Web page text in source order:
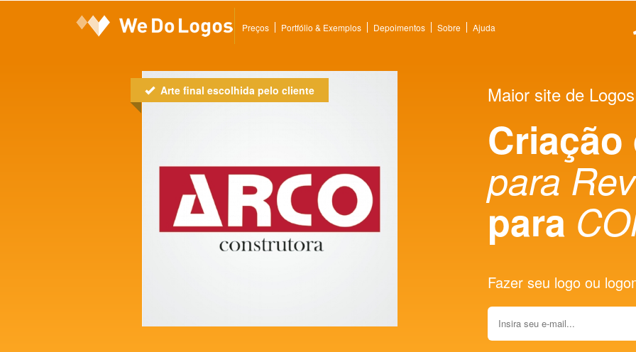
Preços Portfólio & Exemplos Depoimentos Sobre Ajuda
Arte final escolhida pelo cliente Maior site de
Criação
para
para
Fazer seu logo ou